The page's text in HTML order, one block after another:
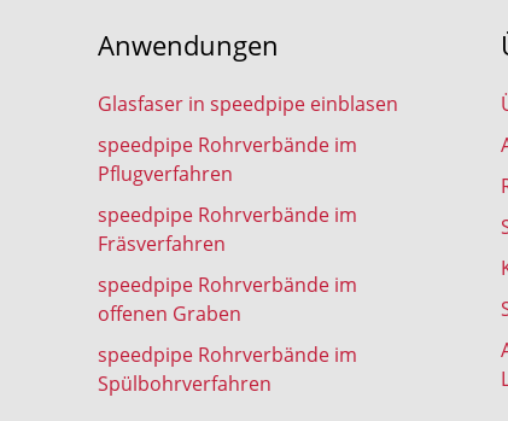
Anwendungen
Glasfaser in speedpipe einblasen
speedpipe Rohrverbände im
Pflugverfahren
speedpipe Rohrverbände im
Fräsverfahren
speedpipe Rohrverbände im
offenen Graben
speedpipe Rohrverbände im
Spülbohrverfahren